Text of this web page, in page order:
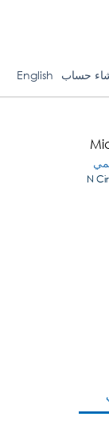
حساب English
2940